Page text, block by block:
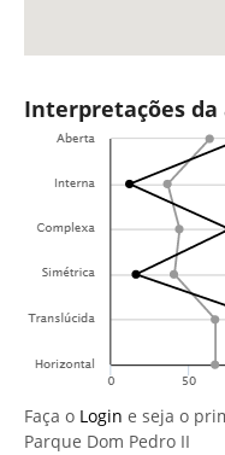
Interpretações
Faça o Login e seja o
Parque Dom Pedro II